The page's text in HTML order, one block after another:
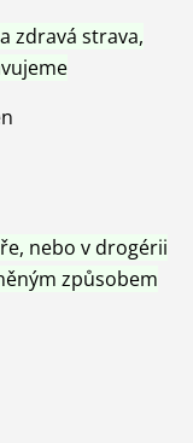
zdravá strava,
nebo v drogérii
způsobem